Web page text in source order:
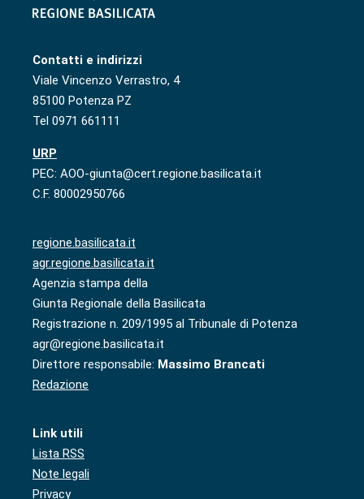
Contatti e indirizzi
Viale Vincenzo Verrastro, 4
85100 Potenza PZ
Tel 0971 661111
URP
PEC: AOO-giunta@cert.regione.basilicata.it
C.F. 80002950766
regione.basilicata.it
agr.regione.basilicata.it
Agenzia stampa della
Giunta Regionale della Basilicata
Registrazione n. 209/1995 al Tribunale di Potenza
agr@regione.basilicata.it
Direttore responsabile: Massimo Brancati
Redazione
Link utili
Lista RSS
Note legali
Privacy